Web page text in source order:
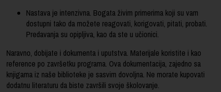
Nastava je intenzivna. Bogata živim primerima koji su vam
dostupni tako da možete reagovati, korigovati, pitati, probati.
Predavanja su opipljiva, kao da ste u učionici.
Naravno, dobijate i dokumenta i uputstva. Materijale koristite i kao
reference po završetku programa. Ova dokumentacija, zajedno sa
knjigama iz naše biblioteke je sasvim dovoljna. Ne morate kupovati
dodatnu literaturu da biste završili svoje školovanje.